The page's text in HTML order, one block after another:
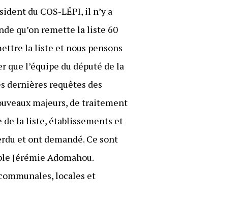
du COS-LÉPI, il n’y a
qu’on remette la liste 60
la liste et nous pensons
que l’équipe du député de la
dernières requêtes des
majeurs, de traitement
de la liste, établissements et
et ont demandé. Ce sont
Jérémie Adomahou.
locales et